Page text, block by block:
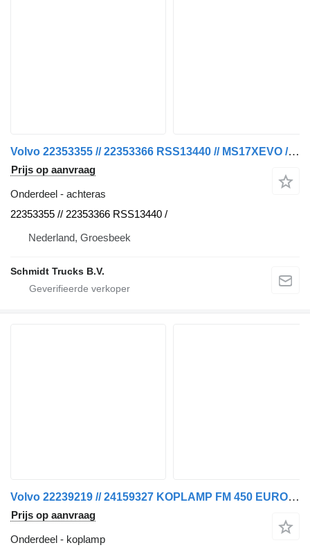
Volvo 22353355 // 22353366 RSS13440 // MS17XEVO // 2,85 RATIO FM 450 E achteras voor vrachtwagen
Prijs op aanvraag
Onderdeel - achteras
22353355 // 22353366 RSS13440 /
Nederland, Groesbeek
Schmidt Trucks B.V.
Volvo 22239219 // 24159327 KOPLAMP FM 450 EURO 6 MODEL 2020 LINKS voor vrachtwagen
Prijs op aanvraag
Onderdeel - koplamp